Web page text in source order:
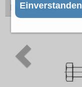
Einverstanden
Durchmesser